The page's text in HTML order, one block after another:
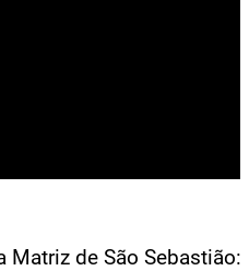
Matriz de São Sebastião: